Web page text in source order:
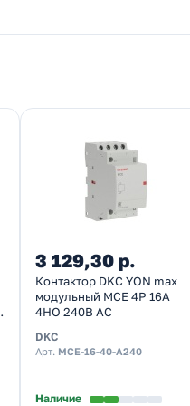
3 129,30 р.
Контактор DKC YON max
модульный MCE 4P 16A
4НО 240В АС
DKC
Арт. MCE-16-40-A240
Наличие